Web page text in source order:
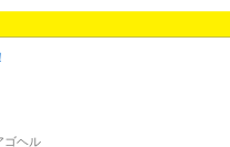
ゴヘル